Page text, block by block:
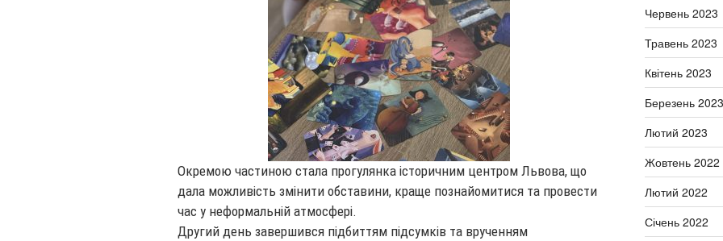
Окремою частиною стала прогулянка історичним центром Львова, що
дала можливість змінити обставини, краще познайомитися та провести
час у неформальній атмосфері.
Другий день завершився підбиттям підсумків та врученням
Червень 2023
Травень 2023
Квітень 2023
Березень 2023
Лютий 2023
Жовтень 2022
Лютий 2022
Січень 2022